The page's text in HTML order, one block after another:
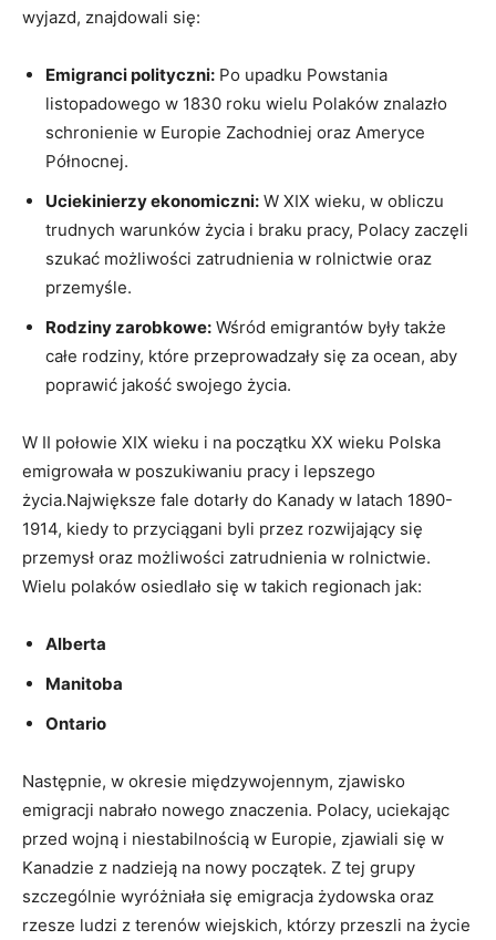
wyjazd, znajdowali się:
Emigranci polityczni: Po upadku Powstania
listopadowego w 1830 roku wielu Polaków znalazło
schronienie w Europie Zachodniej oraz Ameryce
Północnej.
Uciekinierzy ekonomiczni: W XIX wieku, w obliczu
trudnych warunków życia i braku pracy, Polacy zaczęli
szukać możliwości zatrudnienia w rolnictwie oraz
przemyśle.
Rodziny zarobkowe: Wśród emigrantów były także
całe rodziny, które przeprowadzały się za ocean, aby
poprawić jakość swojego życia.
W II połowie XIX wieku i na początku XX wieku Polska
emigrowała w poszukiwaniu pracy i lepszego
życia.Największe fale dotarły do Kanady w latach 1890-
1914, kiedy to przyciągani byli przez rozwijający się
przemysł oraz możliwości zatrudnienia w rolnictwie.
Wielu polaków osiedlało się w takich regionach jak:
Alberta
Manitoba
Ontario
Następnie, w okresie międzywojennym, zjawisko
emigracji nabrało nowego znaczenia. Polacy, uciekając
przed wojną i niestabilnością w Europie, zjawiali się w
Kanadzie z nadzieją na nowy początek. Z tej grupy
szczególnie wyróżniała się emigracja żydowska oraz
rzesze ludzi z terenów wiejskich, którzy przeszli na życie